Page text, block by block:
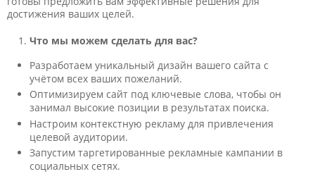
достижения ваших целей.
Что мы можем сделать для вас?
Разработаем уникальный дизайн вашего сайта с
учётом всех ваших пожеланий.
Оптимизируем сайт под ключевые слова, чтобы он
занимал высокие позиции в результатах поиска.
Настроим контекстную рекламу для привлечения
целевой аудитории.
Запустим таргетированные рекламные кампании в
социальных сетях.